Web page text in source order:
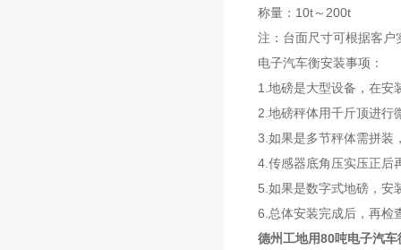
称量：10t～200t
注：台面尺寸可根据客户
电子汽车衡安装事项：
1.地磅是大型设备，在安
2.地磅秤体用千斤顶进行
3.如果是多节秤体需拼装
4.传感器底角压实压正后
5.如果是数字式地磅，安
6.总体安装完成后，再检
德州工地用80吨电子汽